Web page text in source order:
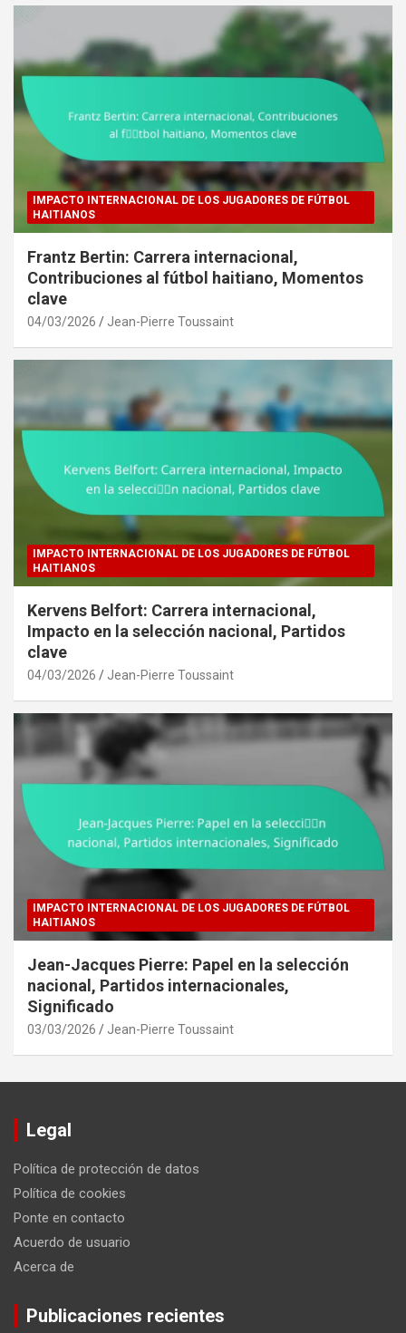
IMPACTO INTERNACIONAL DE LOS JUGADORES DE FÚTBOL
HAITIANOS
Frantz Bertin: Carrera internacional,
Contribuciones al fútbol haitiano, Momentos
clave
04/03/2026 Jean-Pierre Toussaint
IMPACTO INTERNACIONAL DE LOS JUGADORES DE FÚTBOL
HAITIANOS
Kervens Belfort: Carrera internacional,
Impacto en la selección nacional, Partidos
clave
04/03/2026 Jean-Pierre Toussaint
IMPACTO INTERNACIONAL DE LOS JUGADORES DE FÚTBOL
HAITIANOS
Jean-Jacques Pierre: Papel en la selección
nacional, Partidos internacionales,
Significado
03/03/2026 Jean-Pierre Toussaint
Legal
Política de protección de datos
Política de cookies
Ponte en contacto
Acuerdo de usuario
Acerca de
Publicaciones recientes